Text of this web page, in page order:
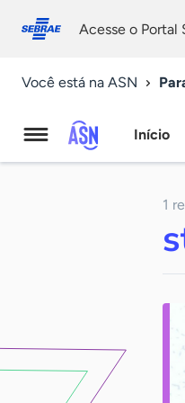
conosco
Acesse o Portal
Você está na ASN
Agência
Notícias
Início
1